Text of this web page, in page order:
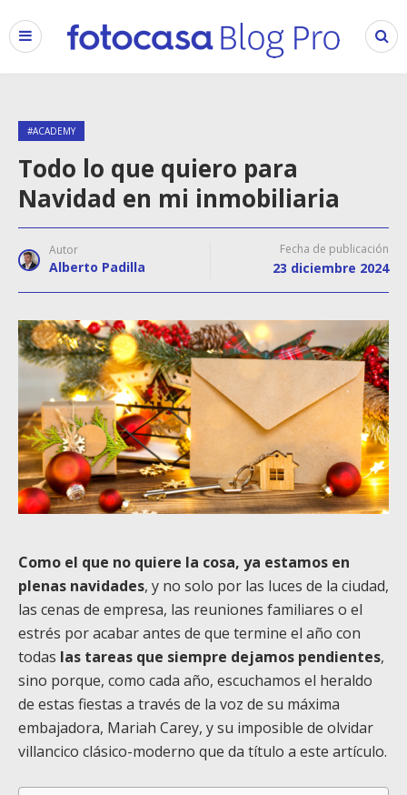
#ACADEMY
Todo lo que quiero para
Navidad en mi inmobiliaria
Autor
Alberto Padilla
Fecha de publicación
23 diciembre 2024
Como el que no quiere la cosa, ya estamos en
plenas navidades, y no solo por las luces de la ciudad,
las cenas de empresa, las reuniones familiares o el
estrés por acabar antes de que termine el año con
todas las tareas que siempre dejamos pendientes,
sino porque, como cada año, escuchamos el heraldo
de estas fiestas a través de la voz de su máxima
embajadora, Mariah Carey, y su imposible de olvidar
villancico clásico-moderno que da título a este artículo.